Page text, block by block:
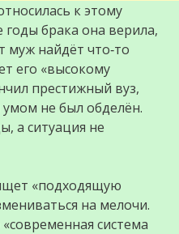
к этому
брака она верила,
муж найдёт что‑то
его «высокому
престижный вуз,
умом не был обделён.
а ситуация не
«подходящую
на мелочи.
система